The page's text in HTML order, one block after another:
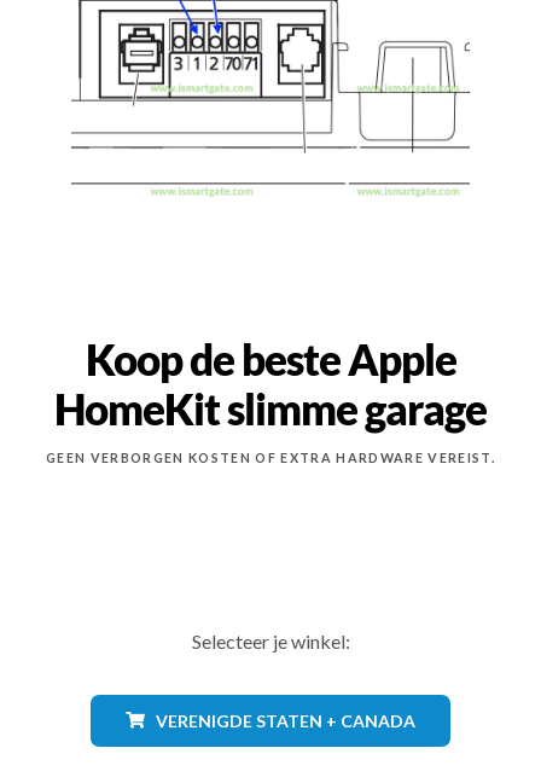
Koop de beste Apple
HomeKit slimme garage
GEEN VERBORGEN KOSTEN OF EXTRA HARDWARE VEREIST.
Selecteer je winkel:
VERENIGDE STATEN + CANADA